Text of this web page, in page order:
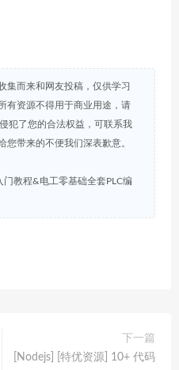
集而来和网友投稿，仅供学习
有资源不得用于商业用途，请
犯了您的合法权益，可联系我
您带来的不便我们深表歉意。
门教程&电工零基础全套PLC编
下一篇
[Nodejs] [特优资源] 10+ 代码